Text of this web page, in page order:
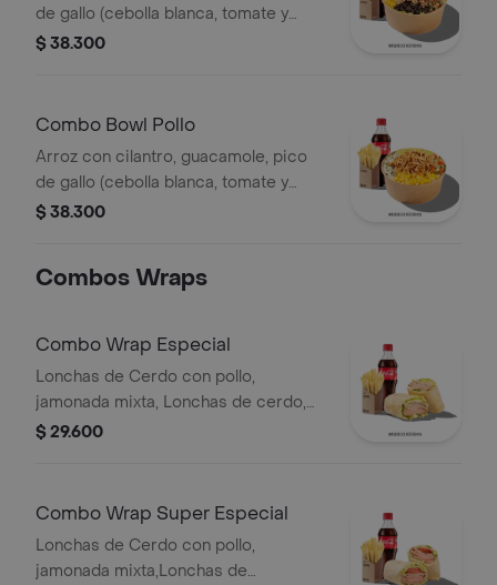
de gallo (cebolla blanca, tomate y
cilantro), carne de res desmechada,
$ 38.300
Combo Bowl Pollo
Arroz con cilantro, guacamole, pico
de gallo (cebolla blanca, tomate y
cilantro), maíz tierno, hogo y pechuga
$ 38.300
Combos Wraps
Combo Wrap Especial
Lonchas de Cerdo con pollo,
jamonada mixta, Lonchas de cerdo,
cordero y res, queso mozzarella,
$ 29.600
Combo Wrap Super Especial
Lonchas de Cerdo con pollo,
jamonada mixta,Lonchas de